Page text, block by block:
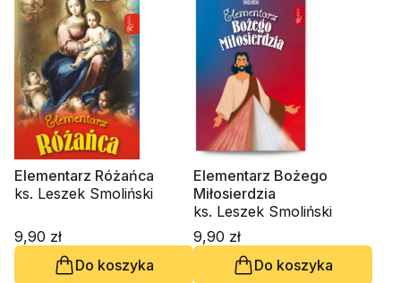
Elementarz Różańca
ks. Leszek Smoliński
9,90 zł
Do koszyka
Elementarz Bożego
Miłosierdzia
ks. Leszek Smoliński
9,90 zł
Do koszyka